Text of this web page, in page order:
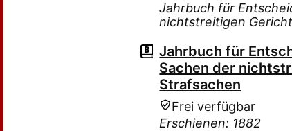
Jahrbuch für
nichtstreitigen
Jahrbuch für
Sachen der
Strafsachen
Frei verfügbar
Erschienen: 1882